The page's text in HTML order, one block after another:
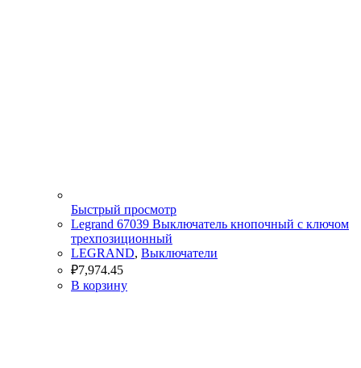
Быстрый просмотр
Legrand 67039 Выключатель кнопочный с ключом
трехпозиционный
LEGRAND, Выключатели
₽7,974.45
В корзину